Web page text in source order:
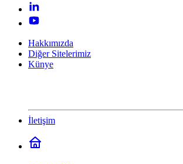
Hakkımızda
Diğer Sitelerimiz
Künye
İletişim